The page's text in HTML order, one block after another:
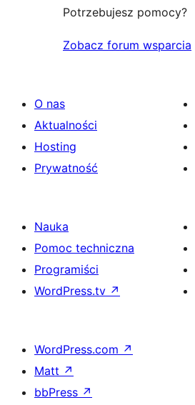
Potrzebujesz pomocy?
Zobacz forum wsparcia
O nas
Aktualności
Hosting
Prywatność
Nauka
Pomoc techniczna
Programiści
WordPress.tv ↗
WordPress.com ↗
Matt ↗
bbPress ↗